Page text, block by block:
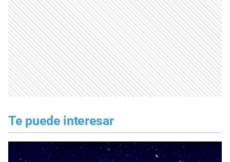
Te puede interesar